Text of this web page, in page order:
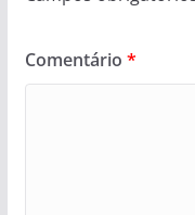
Comentário *